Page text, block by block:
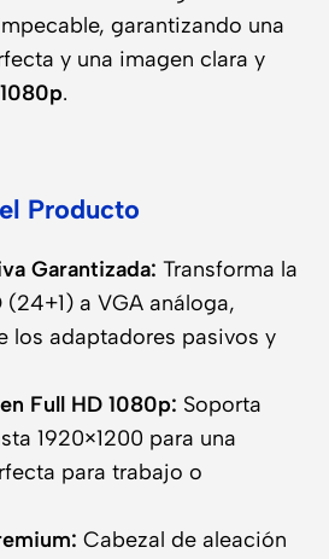
garantizando una
y una imagen clara y
.
Producto
Garantizada: Transforma la
a VGA análoga,
los adaptadores pasivos y
Full HD 1080p: Soporta
1920×1200 para una
para trabajo o
Cabezal de aleación